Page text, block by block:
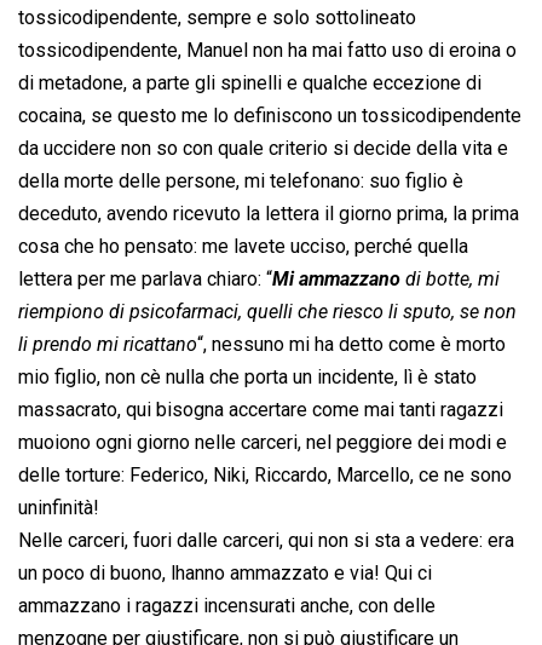
tossicodipendente, sempre e solo sottolineato
tossicodipendente, Manuel non ha mai fatto uso di eroina o
di metadone, a parte gli spinelli e qualche eccezione di
cocaina, se questo me lo definiscono un tossicodipendente
da uccidere non so con quale criterio si decide della vita e
della morte delle persone, mi telefonano: suo figlio è
deceduto, avendo ricevuto la lettera il giorno prima, la prima
cosa che ho pensato: me lavete ucciso, perché quella
lettera per me parlava chiaro: “Mi ammazzano di botte, mi
riempiono di psicofarmaci, quelli che riesco li sputo, se non
li prendo mi ricattano“, nessuno mi ha detto come è morto
mio figlio, non cè nulla che porta un incidente, lì è stato
massacrato, qui bisogna accertare come mai tanti ragazzi
muoiono ogni giorno nelle carceri, nel peggiore dei modi e
delle torture: Federico, Niki, Riccardo, Marcello, ce ne sono
uninfinità!
Nelle carceri, fuori dalle carceri, qui non si sta a vedere: era
un poco di buono, lhanno ammazzato e via! Qui ci
ammazzano i ragazzi incensurati anche, con delle
menzogne per giustificare, non si può giustificare un